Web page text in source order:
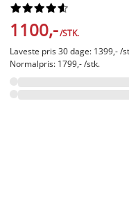






1100,-/STK.
Laveste pris 30 dage: 1399,- /
Normalpris: 1799,- /stk.